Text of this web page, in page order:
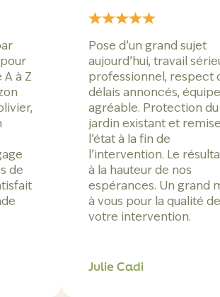
à Z
de
Pose d’un grand sujet
aujourd’hui, travail
professionnel, respect
délais annoncés, équipe
agréable. Protection du
jardin existant et
l’état à la fin de
l’intervention. Le
à la hauteur de nos
espérances. Un grand
à vous pour la qualité de
votre intervention.
Julie Cadi